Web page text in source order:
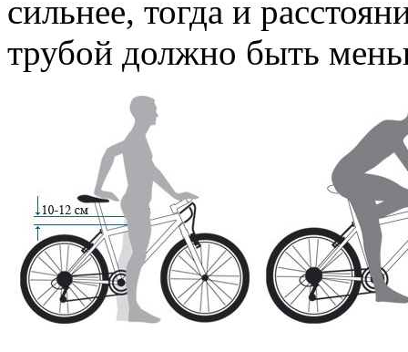
сильнее, тогда и
трубой должно быть